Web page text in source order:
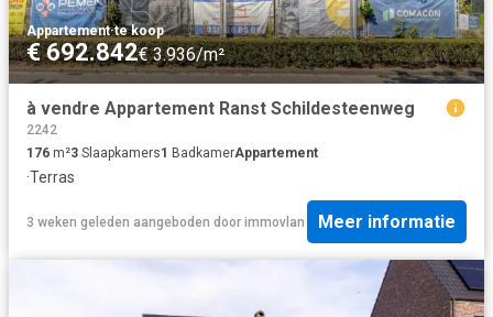
Appartement·te koop
€ 692.842€ 3.936/m²
à vendre Appartement Ranst Schildesteenweg
2242
176 m²3 Slaapkamers1 BadkamerAppartement
·Terras
3 weken geleden aangeboden door immovlan Meer informatie